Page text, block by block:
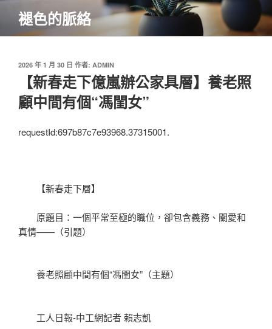
主
褪色的脈絡
發
2026 年 1 月 30 日 作者: ADMIN
【新春走下億嵐辦公家具層】養老照
顧中間有個“馮閨女”
requestId:697b87c7e93968.37315001.
【新春走下層】
原題目：一個平常至極的職位，卻包含義務、關愛和
真情——（引題）
養老照顧中間有個“馮閨女”（主題）
工人日報-中工網記者 賴志凱